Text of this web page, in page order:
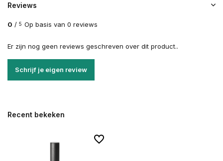
Reviews
0 / 5 Op basis van 0 reviews
Er zijn nog geen reviews geschreven over dit product..
Schrijf je eigen review
Recent bekeken